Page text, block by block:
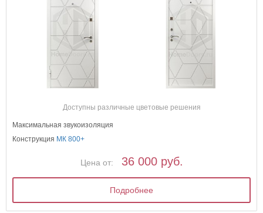
Доступны различные цветовые решения
Максимальная звукоизоляция
Конструкция МК 800+
Цена от: 36 000 руб.
Подробнее